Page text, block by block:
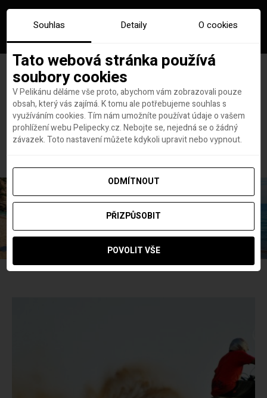
Hlavní stránka Saúdská Arábie aktivity
Štítek:Saúdská Arábie
aktivity
Souhlas Detaily O cookies
Tato webová stránka používá
soubory cookies
V Pelikánu děláme vše proto, abychom vám zobrazovali pouze
obsah, který vás zajímá. K tomu ale potřebujeme souhlas s
využíváním cookies. Tím nám umožníte používat údaje o vašem
prohlížení webu Pelipecky.cz. Nebojte se, nejedná se o žádný
závazek. Toto nastavení můžete kdykoli upravit nebo vypnout.
ODMÍTNOUT
PŘIZPŮSOBIT
POVOLIT VŠE